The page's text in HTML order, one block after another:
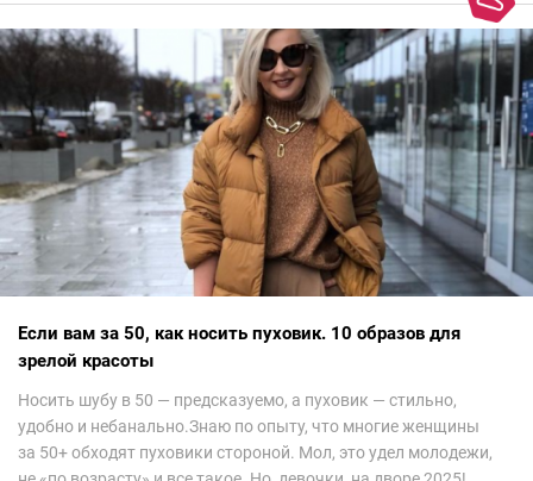
невероятно красиво.Все стереотипы, какие были у меня насчет
арабских дизайнеров, рассеялись как дым. А столько красоты
сегодня сложно увидеть на других известных неделях
мод.Самое интересное сейчас покажу ?
Если вам за 50, как носить пуховик. 10 образов для
зрелой красоты
Носить шубу в 50 — предсказуемо, а пуховик — стильно,
удобно и небанально.Знаю по опыту, что многие женщины
за 50+ обходят пуховики стороной. Мол, это удел молодежи,